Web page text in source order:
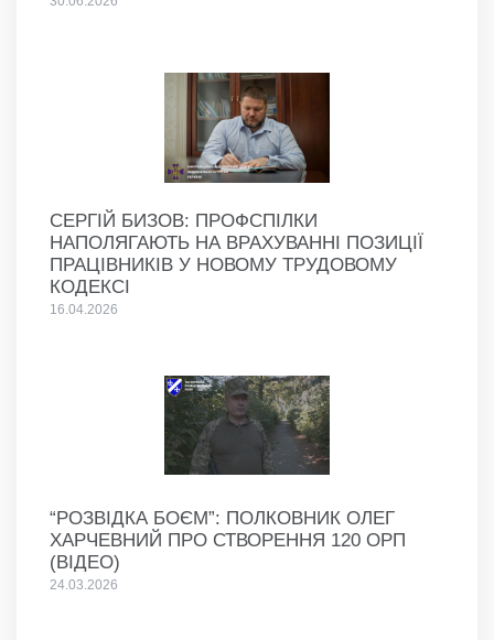
СЕРГІЙ БИЗОВ: ПРОФСПІЛКИ
НАПОЛЯГАЮТЬ НА ВРАХУВАННІ ПОЗИЦІЇ
ПРАЦІВНИКІВ У НОВОМУ ТРУДОВОМУ
КОДЕКСІ
16.04.2026
“РОЗВІДКА БОЄМ”: ПОЛКОВНИК ОЛЕГ
ХАРЧЕВНИЙ ПРО СТВОРЕННЯ 120 ОРП
(ВІДЕО)
24.03.2026